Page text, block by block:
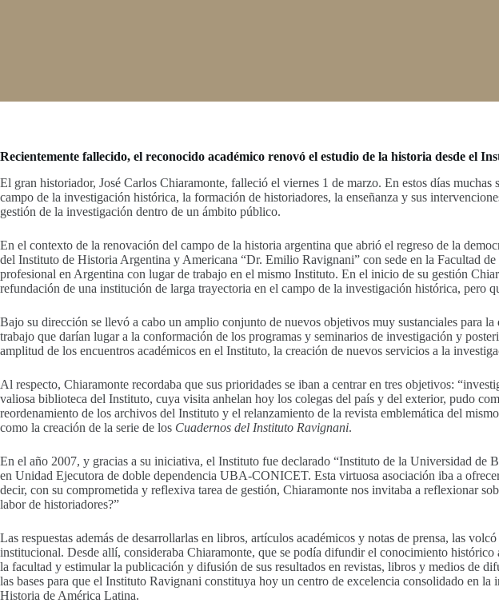
Recientemente fallecido, el reconocido académico renovó el estudio de la historia desde el
El gran historiador, José Carlos Chiaramonte, falleció el viernes 1 de marzo. En estos días
campo de la investigación histórica, la formación de historiadores, la enseñanza y sus
gestión de la investigación dentro de un ámbito público.
En el contexto de la renovación del campo de la historia argentina que abrió el regreso de la
del Instituto de Historia Argentina y Americana “Dr. Emilio Ravignani” con sede en la Facultad
profesional en Argentina con lugar de trabajo en el mismo Instituto. En el inicio de su gestión
refundación de una institución de larga trayectoria en el campo de la investigación histórica, pero
Bajo su dirección se llevó a cabo un amplio conjunto de nuevos objetivos muy sustanciales para
trabajo que darían lugar a la conformación de los programas y seminarios de investigación y
amplitud de los encuentros académicos en el Instituto, la creación de nuevos servicios a la
Al respecto, Chiaramonte recordaba que sus prioridades se iban a centrar en tres objetivos:
valiosa biblioteca del Instituto, cuya visita anhelan hoy los colegas del país y del exterior, pudo
reordenamiento de los archivos del Instituto y el relanzamiento de la revista emblemática del
como la creación de la serie de los Cuadernos del Instituto Ravignani.
En el año 2007, y gracias a su iniciativa, el Instituto fue declarado “Instituto de la Universidad
en Unidad Ejecutora de doble dependencia UBA-CONICET. Esta virtuosa asociación iba a
decir, con su comprometida y reflexiva tarea de gestión, Chiaramonte nos invitaba a reflexionar
labor de historiadores?”
Las respuestas además de desarrollarlas en libros, artículos académicos y notas de prensa, las
institucional. Desde allí, consideraba Chiaramonte, que se podía difundir el conocimiento
la facultad y estimular la publicación y difusión de sus resultados en revistas, libros y medios de
las bases para que el Instituto Ravignani constituya hoy un centro de excelencia consolidado en
Historia de América Latina.